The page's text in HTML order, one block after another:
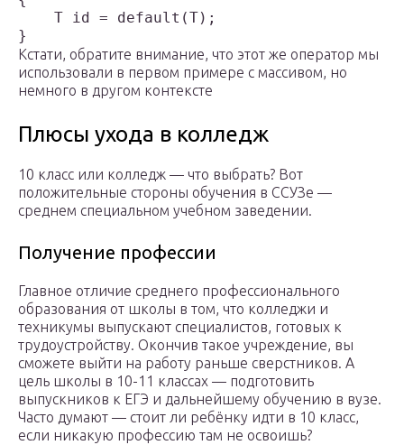
T id = default(T);
}
Кстати, обратите внимание, что этот же оператор мы
использовали в первом примере с массивом, но
немного в другом контексте
Плюсы ухода в колледж
10 класс или колледж — что выбрать? Вот
положительные стороны обучения в ССУЗе —
среднем специальном учебном заведении.
Получение профессии
Главное отличие среднего профессионального
образования от школы в том, что колледжи и
техникумы выпускают специалистов, готовых к
трудоустройству. Окончив такое учреждение, вы
сможете выйти на работу раньше сверстников. А
цель школы в 10-11 классах — подготовить
выпускников к ЕГЭ и дальнейшему обучению в вузе.
Часто думают — стоит ли ребёнку идти в 10 класс,
если никакую профессию там не освоишь?